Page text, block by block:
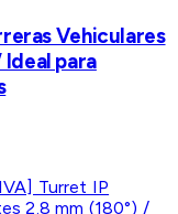
Vehiculares
Ideal para